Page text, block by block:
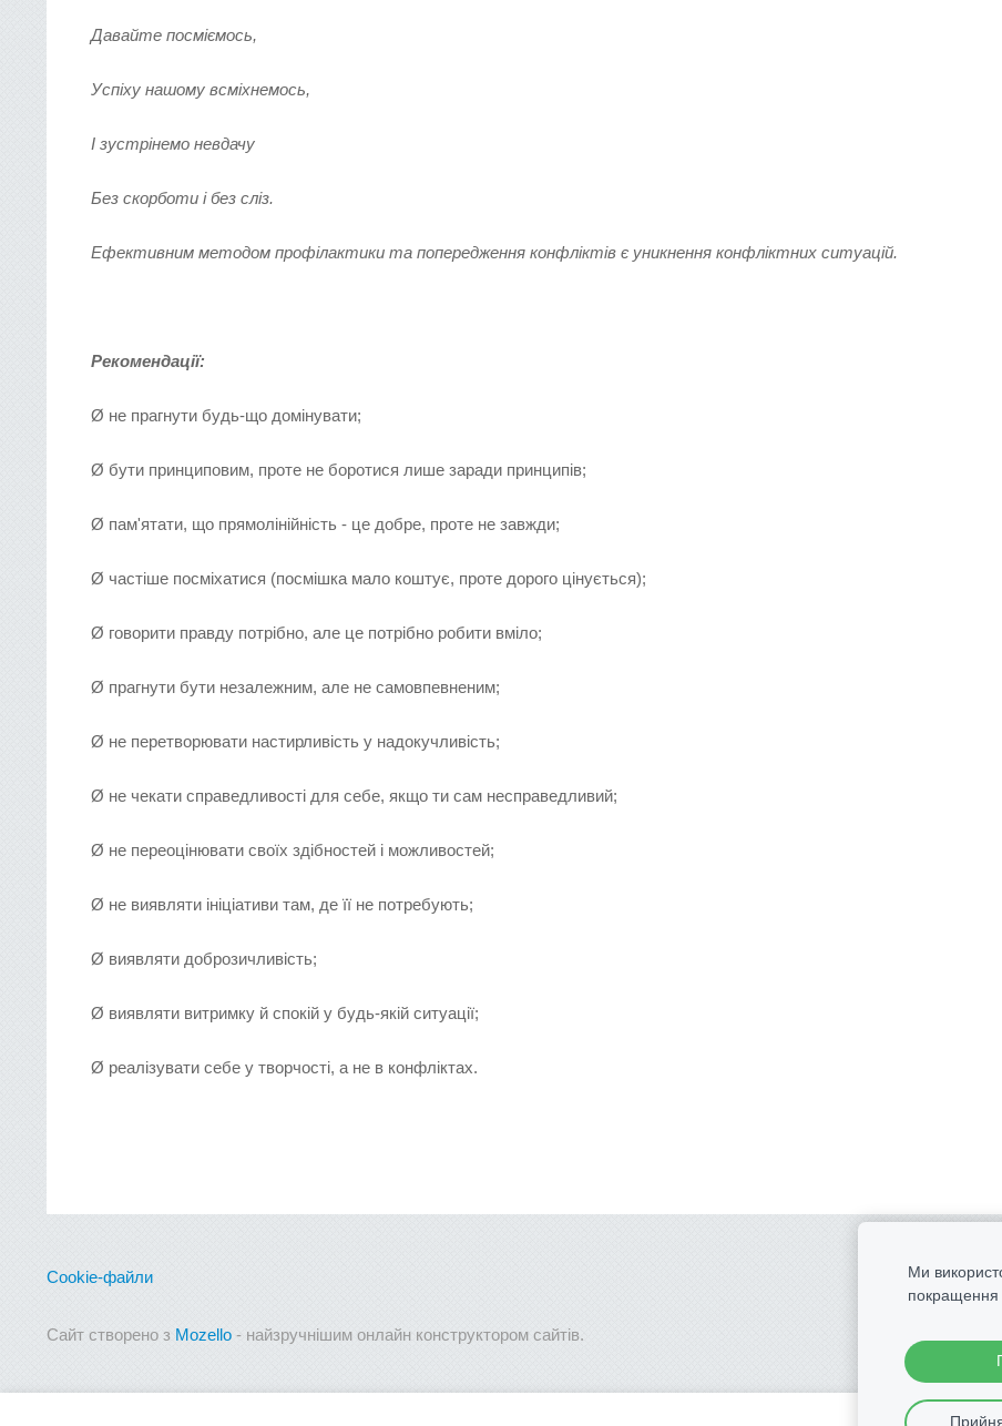
Давайте посміємось,
Успіху нашому всміхнемось,
І зустрінемо невдачу
Без скорботи і без сліз.
Ефективним методом профілактики та попередження конфліктів є уникнення конфліктних ситуацій.
Рекомендації:
Ø не прагнути будь-що домінувати;
Ø бути принциповим, проте не боротися лише заради принципів;
Ø пам'ятати, що прямолінійність - це добре, проте не завжди;
Ø частіше посміхатися (посмішка мало коштує, проте дорого цінується);
Ø говорити правду потрібно, але це потрібно робити вміло;
Ø прагнути бути незалежним, але не самовпевненим;
Ø не перетворювати настирливість у надокучливість;
Ø не чекати справедливості для себе, якщо ти сам несправедливий;
Ø не переоцінювати своїх здібностей і можливостей;
Ø не виявляти ініціативи там, де її не потребують;
Ø виявляти доброзичливість;
Ø виявляти витримку й спокій у будь-якій ситуації;
Ø реалізувати себе у творчості, а не в конфліктах.
Cookie-файли
Сайт створено з Mozello - найзручнішим онлайн конструктором сайтів.
Ми
покращення